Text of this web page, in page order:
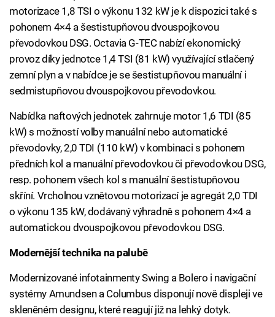
motorizace 1,8 TSI o výkonu 132 kW je k dispozici také s
pohonem 4×4 a šestistupňovou dvouspojkovou
převodovkou DSG. Octavia G-TEC nabízí ekonomický
provoz díky jednotce 1,4 TSI (81 kW) využívající stlačený
zemní plyn a v nabídce je se šestistupňovou manuální i
sedmistupňovou dvouspojkovou převodovkou.
Nabídka naftových jednotek zahrnuje motor 1,6 TDI (85
kW) s možností volby manuální nebo automatické
převodovky, 2,0 TDI (110 kW) v kombinaci s pohonem
předních kol a manuální převodovkou či převodovkou DSG,
resp. pohonem všech kol s manuální šestistupňovou
skříní. Vrcholnou vznětovou motorizací je agregát 2,0 TDI
o výkonu 135 kW, dodávaný výhradně s pohonem 4×4 a
automatickou dvouspojkovou převodovkou DSG.
Modernější technika na palubě
Modernizované infotainmenty Swing a Bolero i navigační
systémy Amundsen a Columbus disponují nově displeji ve
skleněném designu, které reagují již na lehký dotyk.